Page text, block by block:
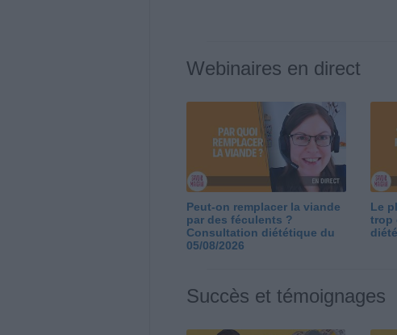
Webinaires en direct
Peut-on remplacer la viande
par des féculents ?
Consultation diététique du
05/08/2026
Le
trop
Succès et témoignages